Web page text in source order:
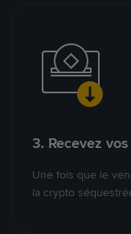
3. Recevez
Une fois que le
la crypto